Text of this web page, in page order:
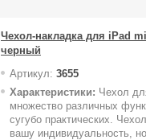
Чехол-накладка для iPad
черный
Артикул: 3655
Характеристики: Чехол
множество различных
сугубо практических.
вашу индивидуальность,